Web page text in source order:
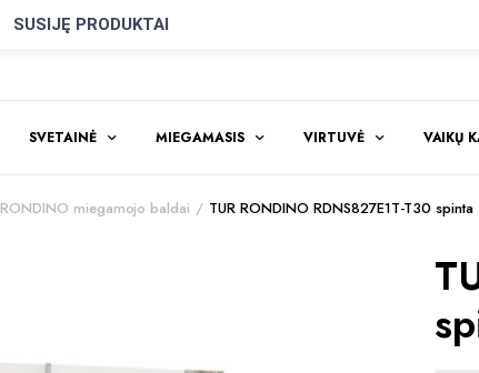
SVETAINĖ MIEGAMASIS VIRTUVĖ VAIKŲ
RONDINO miegamojo baldai TUR RONDINO RDNS827E1T-T30 spinta
SUSIJĘ PRODUKTAI